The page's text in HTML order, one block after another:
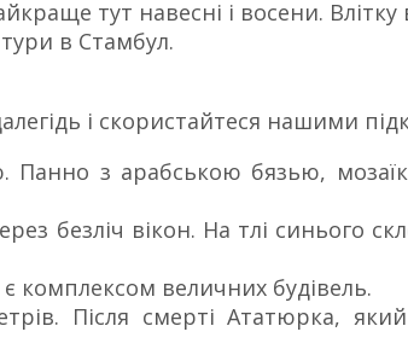
тут навесні і восени.
в Стамбул.
і скористайтеся нашими
Панно з арабською бязью,
безліч вікон. На тлі синього
комплексом величних будівель.
Після смерті Ататюрка,